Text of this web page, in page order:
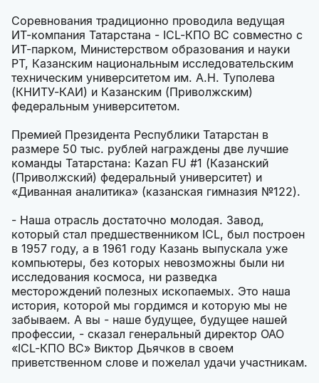
Соревнования традиционно проводила ведущая
ИТ-компания Татарстана - ICL-КПО ВС совместно с
ИТ-парком, Министерством образования и науки
РТ, Казанским национальным исследовательским
техническим университетом им. А.Н. Туполева
(КНИТУ-КАИ) и Казанским (Приволжским)
федеральным университетом.
Премией Президента Республики Татарстан в
размере 50 тыс. рублей награждены две лучшие
команды Татарстана: Kazan FU #1 (Казанский
(Приволжский) федеральный университет) и
«Диванная аналитика» (казанская гимназия №122).
- Наша отрасль достаточно молодая. Завод,
который стал предшественником ICL, был построен
в 1957 году, а в 1961 году Казань выпускала уже
компьютеры, без которых невозможны были ни
исследования космоса, ни разведка
месторождений полезных ископаемых. Это наша
история, которой мы гордимся и которую мы не
забываем. А вы - наше будущее, будущее нашей
профессии, - сказал генеральный директор ОАО
«ICL-КПО ВС» Виктор Дьячков в своем
приветственном слове и пожелал удачи участникам.